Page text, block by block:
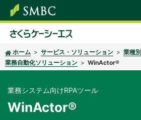
ホーム サービス・ソリューション 業種別
業務自動化ソリューション
WinActor®
業務システム向けRPAツール
WinActor®
さくらケーシーエスとは
イベント・セミナー